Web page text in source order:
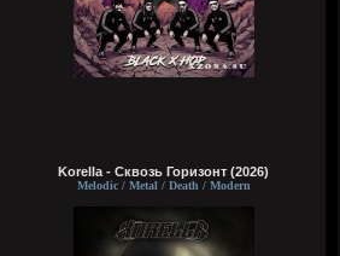
Korella - Сквозь Горизонт (2026)
Melodic / Metal / Death / Modern